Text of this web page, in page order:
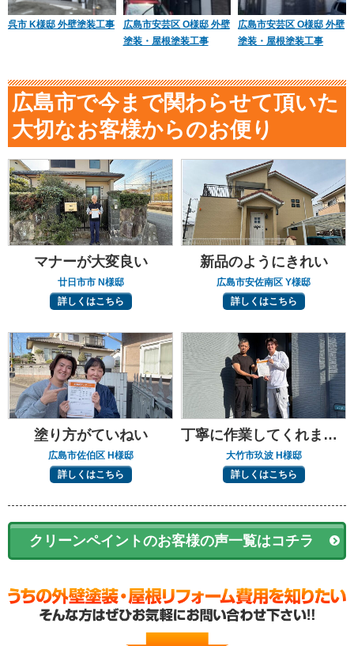
呉市 K様邸 外壁塗装工事
広島市安芸区 O様邸 外壁
塗装・屋根塗装工事
広島市安芸区 O様邸 外壁
塗装・屋根塗装工事
広島市で今まで関わらせて頂いた
大切なお客様からのお便り
マナーが大変良い
廿日市市 N様邸
詳しくはこちら
新品のようにきれい
広島市安佐南区 Y様邸
詳しくはこちら
塗り方がていねい
広島市佐伯区 H様邸
詳しくはこちら
丁寧に作業してくれました
大竹市玖波 H様邸
詳しくはこちら
クリーンペイントのお客様の声一覧はコチラ